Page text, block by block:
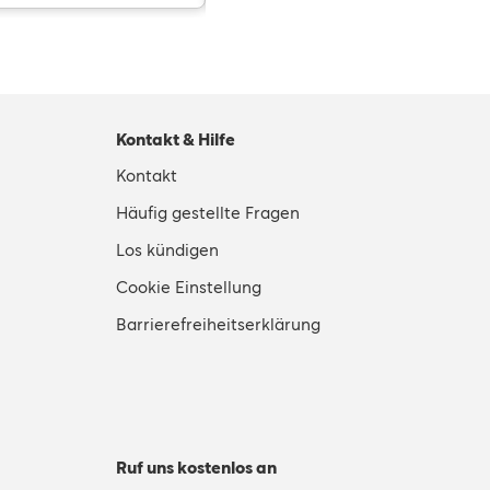
Kontakt & Hilfe
Kontakt
Häufig gestellte Fragen
Los kündigen
Cookie Einstellung
Barrierefreiheitserklärung
Ruf uns kostenlos an